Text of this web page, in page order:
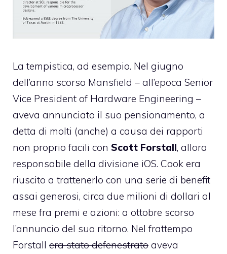
La tempistica, ad esempio. Nel giugno
dell’anno scorso Mansfield – all’epoca Senior
Vice President of Hardware Engineering –
aveva annunciato il suo pensionamento, a
detta di molti (anche) a causa dei rapporti
non proprio facili con Scott Forstall, allora
responsabile della divisione iOS. Cook era
riuscito a trattenerlo con una serie di benefit
assai generosi, circa due milioni di dollari al
mese fra premi e azioni: a ottobre scorso
l’annuncio del suo ritorno. Nel frattempo
Forstall era stato defenestrato aveva